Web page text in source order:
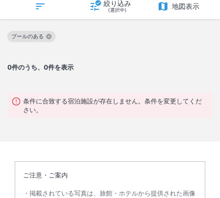
絞り込み
(選択中) 地図表示
0件のうち、0件を表示
プールのある
この絞り込み条件を解除
条件に合致する宿泊施設が存在しません。条件を変更してくだ
さい。
ご注意・ご案内
掲載されている写真は、旅館・ホテルから提供された画像